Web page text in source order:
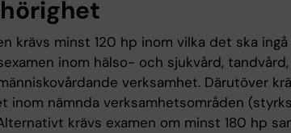
krävs minst 120 hp inom vilka det ska ingå
inom hälso- och sjukvård,
verksamhet. Därutöver
inom nämnda verksamhetsområden
krävs examen om minst 180 hp